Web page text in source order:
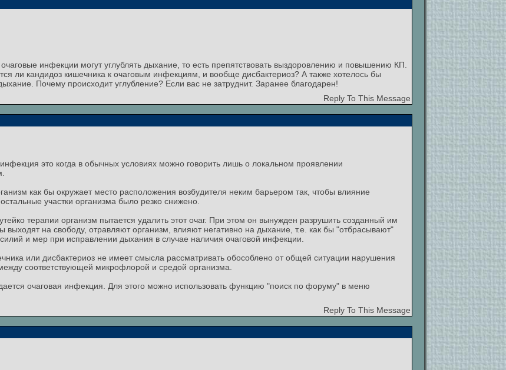
инфекции могут углублять дыхание, то есть препятствовать выздоровлению и повышению КП.
ли кандидоз кишечника к очаговым инфекциям, и вообще дисбактериоз? А также хотелось бы
Почему происходит углубление? Если вас не затруднит. Заранее благодарен!
Reply To This Message
это когда в обычных условиях можно говорить лишь о локальном проявлении
как бы окружает место расположения возбудителя неким барьером так, чтобы влияние
участки организма было резко снижено.
терапии организм пытается удалить этот очаг. При этом он вынужден разрушить созданный им
на свободу, отравляют организм, влияют негативно на дыхание, т.е. как бы "отбрасывают"
и мер при исправлении дыхания в случае наличия очаговой инфекции.
или дисбактериоз не имеет смысла рассматривать обособлено от общей ситуации нарушения
соответствующей микрофлорой и средой организма.
очаговая инфекция. Для этого можно использовать функцию "поиск по форуму" в меню
Reply To This Message